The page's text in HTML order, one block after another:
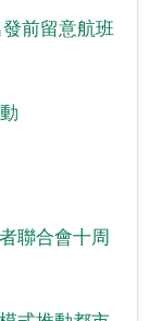
前留意航班
聯合會十周